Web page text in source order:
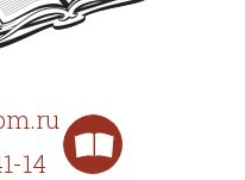
14